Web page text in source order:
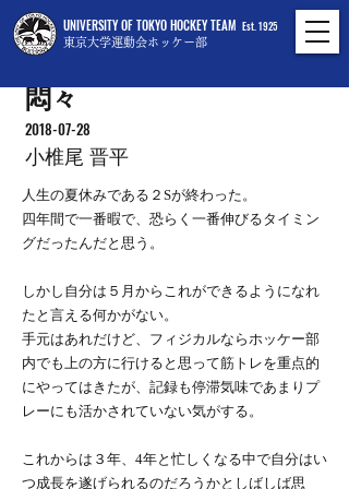
UNIVERSITY OF TOKYO HOCKEY TEAM
東京大学運動会ホッケー部
Est. 1925
悶々
2018-07-28
小椎尾 晋平
人生の夏休みである２Sが終わった。
四年間で一番暇で、恐らく一番伸びるタイミン
グだったんだと思う。
しかし自分は５月からこれができるようになれ
たと言える何かがない。
手元はあれだけど、フィジカルならホッケー部
内でも上の方に行けると思って筋トレを重点的
にやってはきたが、記録も停滞気味であまりプ
レーにも活かされていない気がする。
これからは３年、4年と忙しくなる中で自分はい
つ成長を遂げられるのだろうかとしばしば思